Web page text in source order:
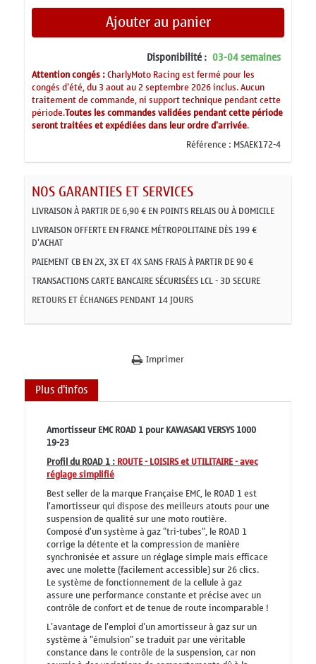
Ajouter au panier
Disponibilité : 03-04 semaines
Attention congés :CharlyMoto Racing est fermé pour les
congés d'été, du 3 aout au 2 septembre 2026 inclus. Aucun
traitement de commande, ni support technique pendant cette
période.Toutes les commandes validées pendant cette période
seront traitées et expédiées dans leur ordre d'arrivée.
Référence : MSAEK172-4
NOS GARANTIES ET SERVICES
LIVRAISON À PARTIR DE 6,90 € EN POINTS RELAIS OU À DOMICILE
LIVRAISON OFFERTE EN FRANCE MÉTROPOLITAINE DÈS 199 €
D'ACHAT
PAIEMENT CB EN 2X, 3X ET 4X SANS FRAIS À PARTIR DE 90 €
TRANSACTIONS CARTE BANCAIRE SÉCURISÉES LCL - 3D SECURE
RETOURS ET ÉCHANGES PENDANT 14 JOURS
Imprimer
Plus d'infos
Amortisseur EMC ROAD 1 pour KAWASAKI VERSYS 1000
19-23
Profil du ROAD 1 :ROUTE - LOISIRS et UTILITAIRE - avec
réglage simplifié
Best seller de la marque Française EMC, le ROAD 1 est
l'amortisseur qui dispose des meilleurs atouts pour une
suspension de qualité sur une moto routière.
Composé d'un système à gaz "tri-tubes", le ROAD 1
corrige la détente et la compression de manière
synchronisée et assure un réglage simple mais efficace
avec une molette (facilement accessible) sur 26 clics.
Le système de fonctionnement de la cellule à gaz
assure une performance constante et précise avec un
contrôle de confort et de tenue de route incomparable !
L'avantage de l'emploi d'un amortisseur à gaz sur un
système à "émulsion" se traduit par une véritable
constance dans le contrôle de la suspension, car non